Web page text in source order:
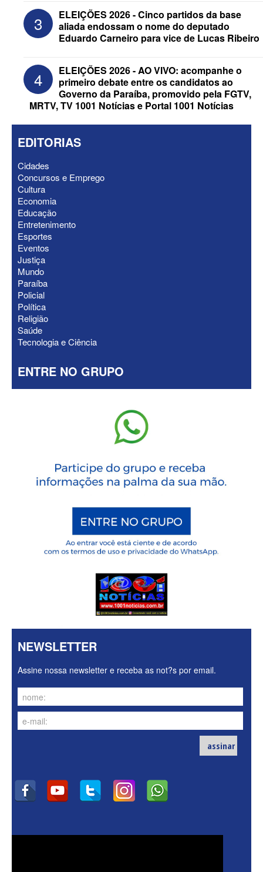
Senado da Paraíba
ELEIÇÕES 2026 - Senado: Novo
anuncia Zé Carneiro e Pastor Jader
Medeiros na suplência de Major Fábio
3
ELEIÇÕES 2026 - Cinco partidos da base
aliada endossam o nome do deputado
Eduardo Carneiro para vice de Lucas Ribeiro
4
ELEIÇÕES 2026 - AO VIVO: acompanhe o
primeiro debate entre os candidatos ao
Governo da Paraíba, promovido pela FGTV,
MRTV, TV 1001 Notícias e Portal 1001 Notícias
EDITORIAS
Cidades
Concursos e Emprego
Cultura
Economia
Educação
Entretenimento
Esportes
Eventos
Justiça
Mundo
Paraíba
Policial
Política
Religião
Saúde
Tecnologia e Ciência
ENTRE NO GRUPO
NEWSLETTER
Assine nossa newsletter e receba as not?s por email.